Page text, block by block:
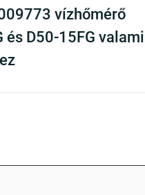
vízhőmérő
és D50-15FG